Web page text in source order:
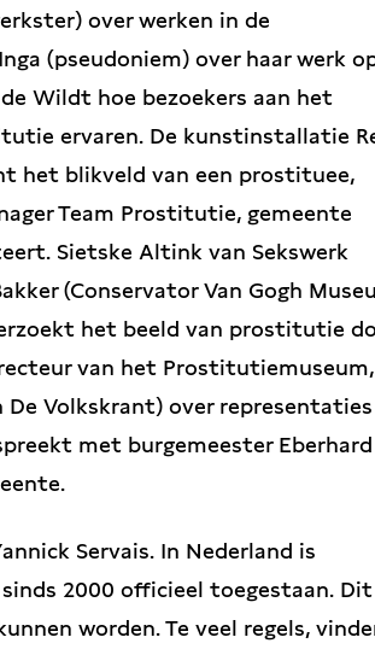
over werken in de
(pseudoniem) over haar werk
Wildt hoe bezoekers aan het
ervaren. De kunstinstallatie
het blikveld van een prostituee,
Team Prostitutie, gemeente
Sietske Altink van Sekswerk
(Conservator Van Gogh
het beeld van prostitutie
van het Prostitutiemuseum,
Volkskrant) over
met burgemeester Eberhard
Servais. In Nederland is
2000 officieel toegestaan. Dit
worden. Te veel regels,